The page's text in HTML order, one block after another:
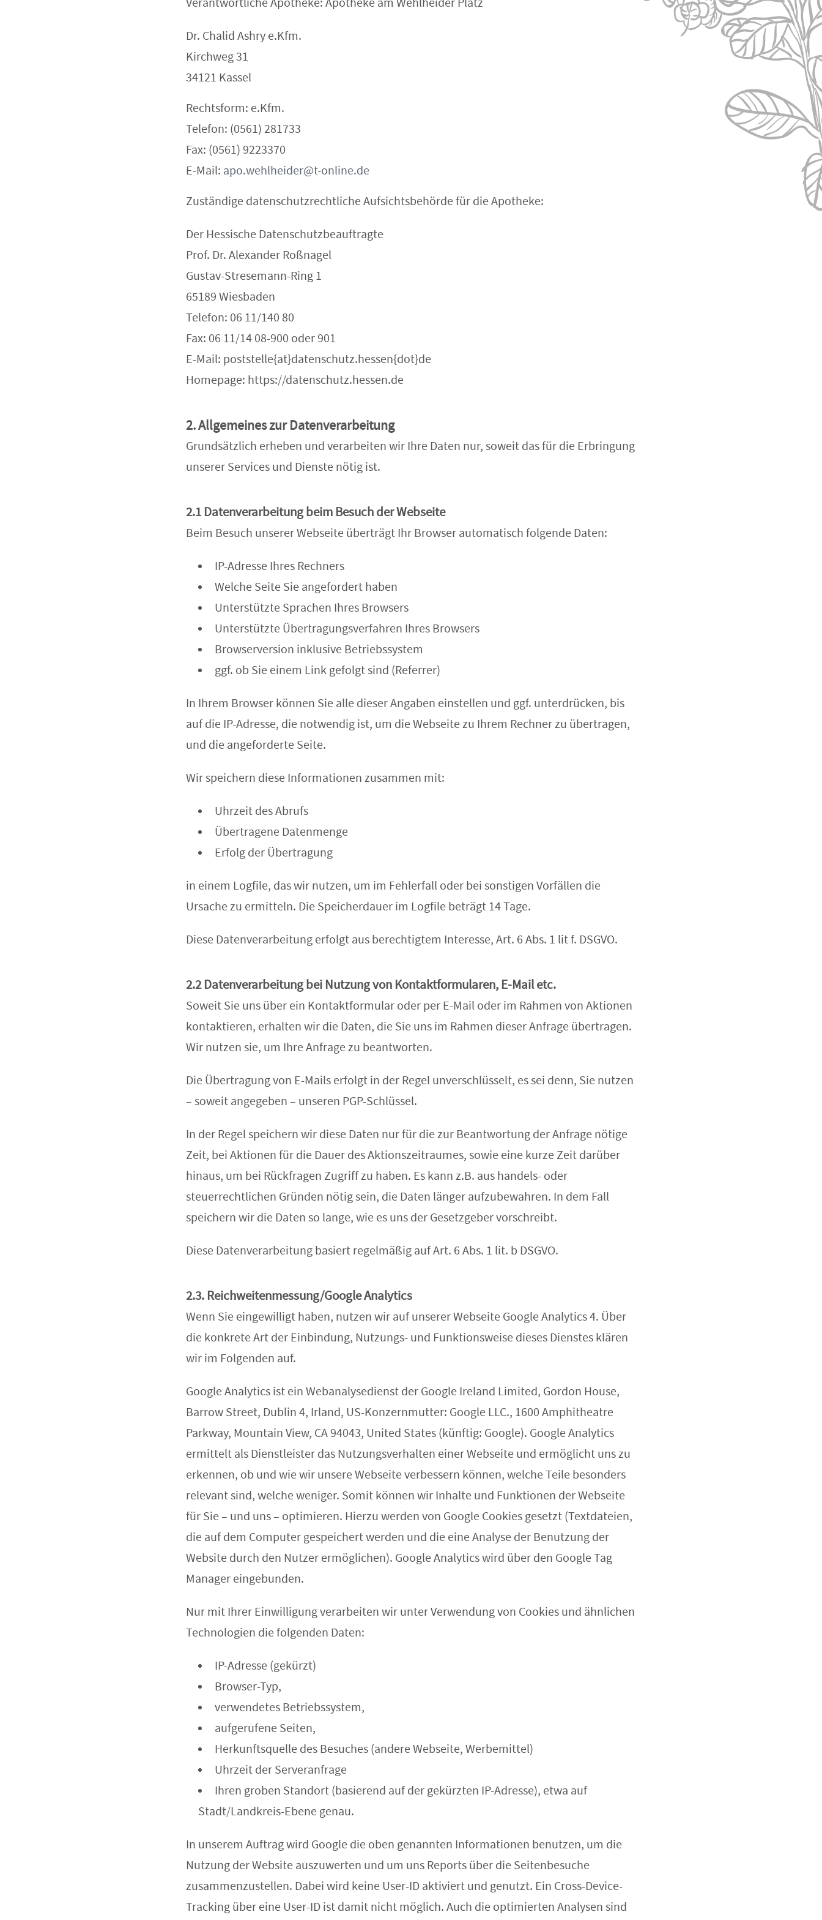
Dr. Chalid Ashry e.Kfm.
Kirchweg 31
34121 Kassel
Rechtsform: e.Kfm.
Telefon: (0561) 281733
Fax: (0561) 9223370
E-Mail: apo.wehlheider@t-online.de
Zuständige datenschutzrechtliche Aufsichtsbehörde für die Apotheke:
Der Hessische Datenschutzbeauftragte
Prof. Dr. Alexander Roßnagel
Gustav-Stresemann-Ring 1
65189 Wiesbaden
Telefon: 06 11/140 80
Fax: 06 11/14 08-900 oder 901
E-Mail: poststelle{at}datenschutz.hessen{dot}de
Homepage: https://datenschutz.hessen.de
2. Allgemeines zur Datenverarbeitung
Grundsätzlich erheben und verarbeiten wir Ihre Daten nur, soweit das für die Erbringung
unserer Services und Dienste nötig ist.
2.1 Datenverarbeitung beim Besuch der Webseite
Beim Besuch unserer Webseite überträgt Ihr Browser automatisch folgende Daten:
IP-Adresse Ihres Rechners
Welche Seite Sie angefordert haben
Unterstützte Sprachen Ihres Browsers
Unterstützte Übertragungsverfahren Ihres Browsers
Browserversion inklusive Betriebssystem
ggf. ob Sie einem Link gefolgt sind (Referrer)
In Ihrem Browser können Sie alle dieser Angaben einstellen und ggf. unterdrücken, bis
auf die IP-Adresse, die notwendig ist, um die Webseite zu Ihrem Rechner zu übertragen,
und die angeforderte Seite.
Wir speichern diese Informationen zusammen mit:
Uhrzeit des Abrufs
Übertragene Datenmenge
Erfolg der Übertragung
in einem Logfile, das wir nutzen, um im Fehlerfall oder bei sonstigen Vorfällen die
Ursache zu ermitteln. Die Speicherdauer im Logfile beträgt 14 Tage.
Diese Datenverarbeitung erfolgt aus berechtigtem Interesse, Art. 6 Abs. 1 lit f. DSGVO.
2.2 Datenverarbeitung bei Nutzung von Kontaktformularen, E-Mail etc.
Soweit Sie uns über ein Kontaktformular oder per E-Mail oder im Rahmen von Aktionen
kontaktieren, erhalten wir die Daten, die Sie uns im Rahmen dieser Anfrage übertragen.
Wir nutzen sie, um Ihre Anfrage zu beantworten.
Die Übertragung von E-Mails erfolgt in der Regel unverschlüsselt, es sei denn, Sie nutzen
– soweit angegeben – unseren PGP-Schlüssel.
In der Regel speichern wir diese Daten nur für die zur Beantwortung der Anfrage nötige
Zeit, bei Aktionen für die Dauer des Aktionszeitraumes, sowie eine kurze Zeit darüber
hinaus, um bei Rückfragen Zugriff zu haben. Es kann z.B. aus handels- oder
steuerrechtlichen Gründen nötig sein, die Daten länger aufzubewahren. In dem Fall
speichern wir die Daten so lange, wie es uns der Gesetzgeber vorschreibt.
Diese Datenverarbeitung basiert regelmäßig auf Art. 6 Abs. 1 lit. b DSGVO.
2.3. Reichweitenmessung/Google Analytics
Wenn Sie eingewilligt haben, nutzen wir auf unserer Webseite Google Analytics 4. Über
die konkrete Art der Einbindung, Nutzungs- und Funktionsweise dieses Dienstes klären
wir im Folgenden auf.
Google Analytics ist ein Webanalysedienst der Google Ireland Limited, Gordon House,
Barrow Street, Dublin 4, Irland, US-Konzernmutter: Google LLC., 1600 Amphitheatre
Parkway, Mountain View, CA 94043, United States (künftig: Google). Google Analytics
ermittelt als Dienstleister das Nutzungsverhalten einer Webseite und ermöglicht uns zu
erkennen, ob und wie wir unsere Webseite verbessern können, welche Teile besonders
relevant sind, welche weniger. Somit können wir Inhalte und Funktionen der Webseite
für Sie – und uns – optimieren. Hierzu werden von Google Cookies gesetzt (Textdateien,
die auf dem Computer gespeichert werden und die eine Analyse der Benutzung der
Website durch den Nutzer ermöglichen). Google Analytics wird über den Google Tag
Manager eingebunden.
Nur mit Ihrer Einwilligung verarbeiten wir unter Verwendung von Cookies und ähnlichen
Technologien die folgenden Daten:
IP-Adresse (gekürzt)
Browser-Typ,
verwendetes Betriebssystem,
aufgerufene Seiten,
Herkunftsquelle des Besuches (andere Webseite, Werbemittel)
Uhrzeit der Serveranfrage
Ihren groben Standort (basierend auf der gekürzten IP-Adresse), etwa auf
Stadt/Landkreis-Ebene genau.
In unserem Auftrag wird Google die oben genannten Informationen benutzen, um die
Nutzung der Website auszuwerten und um uns Reports über die Seitenbesuche
zusammenzustellen. Dabei wird keine User-ID aktiviert und genutzt. Ein Cross-Device-
Tracking über eine User-ID ist damit nicht möglich. Auch die optimierten Analysen sind